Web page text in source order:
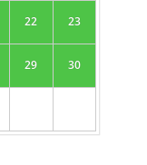
22 23
29 30